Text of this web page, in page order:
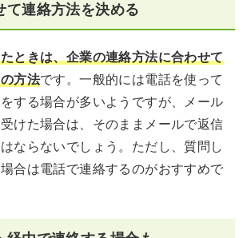
て連絡方法を決める
ときは、企業の連絡方法に合わせて
方法です。一般的には電話を使って
する場合が多いようですが、メール
けた場合は、そのままメールで返信
ならないでしょう。ただし、質問し
合は電話で連絡するのがおすすめで